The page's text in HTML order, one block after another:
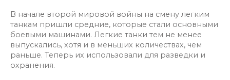
В начале второй мировой войны на смену легким
танкам пришли средние, которые стали основными
боевыми машинами. Легкие танки тем не менее
выпускались, хотя и в меньших количествах, чем
раньше. Теперь их использовали для разведки и
охранения.